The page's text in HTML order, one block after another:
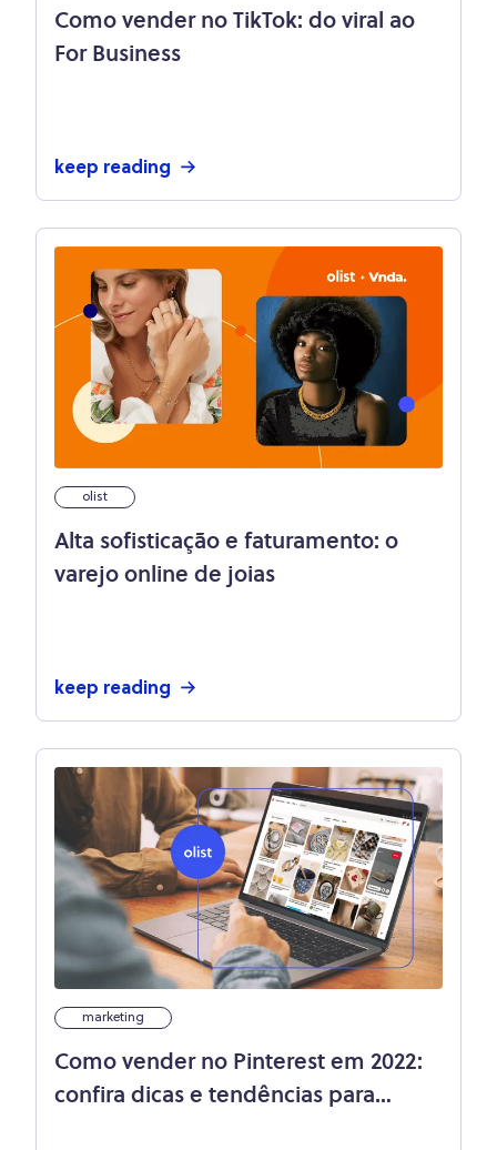
Como vender no TikTok: do viral ao
For Business
keep reading
olist
Alta sofisticação e faturamento: o
varejo online de joias
keep reading
marketing
Como vender no Pinterest em 2022:
confira dicas e tendências para